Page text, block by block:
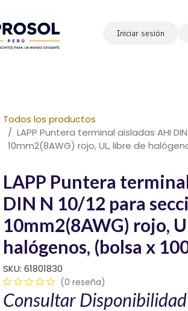
Iniciar sesión
Todos los productos
LAPP Puntera terminal aisladas AHI
10mm2(8AWG) rojo, UL, libre de
LAPP Puntera
DIN N 10/12 para
10mm2(8AWG) rojo,
halógenos, (bolsa x
SKU: 61801830
(0 reseña)
Consultar Disponibilidad